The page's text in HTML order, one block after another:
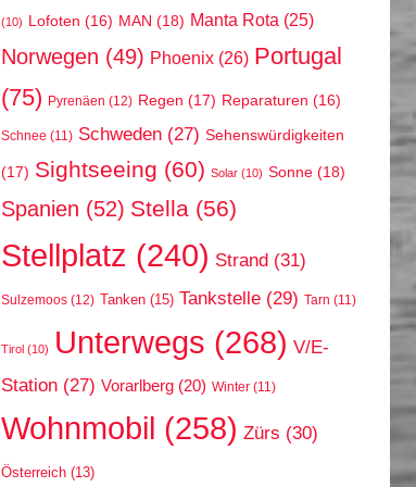
(10) Lofoten (16) MAN (18) Manta Rota (25)
Norwegen (49) Phoenix (26) Portugal
(75) Pyrenäen (12) Regen (17) Reparaturen (16)
Schnee (11) Schweden (27) Sehenswürdigkeiten
(17) Sightseeing (60) Solar (10) Sonne (18)
Spanien (52) Stella (56)
Stellplatz (240) Strand (31)
Sulzemoos (12) Tanken (15) Tankstelle (29) Tarn (11)
Tirol (10) Unterwegs (268) V/E-
Station (27) Vorarlberg (20) Winter (11)
Wohnmobil (258) Zürs (30)
Österreich (13)